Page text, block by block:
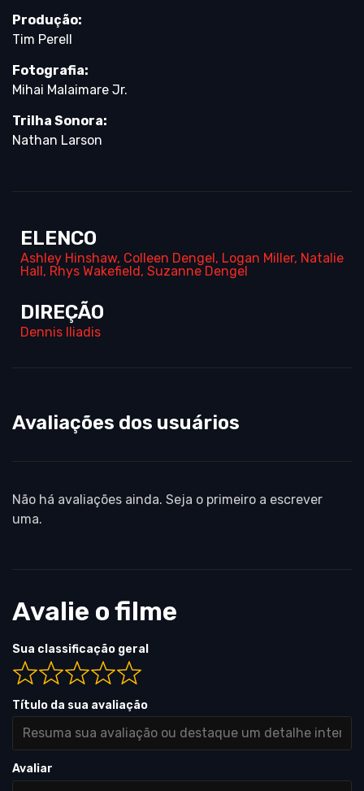
Produção:
Tim Perell
Fotografia:
Mihai Malaimare Jr.
Trilha Sonora:
Nathan Larson
ELENCO
Ashley Hinshaw, Colleen Dengel, Logan Miller, Natalie
Hall, Rhys Wakefield, Suzanne Dengel
DIREÇÃO
Dennis Iliadis
Avaliações dos usuários
Não há avaliações ainda. Seja o primeiro a escrever
uma.
Avalie o filme
Sua classificação geral
Título da sua avaliação
Avaliar